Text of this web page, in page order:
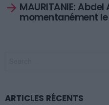
MAURITANIE:
momentanément
ARTICLES RÉCENTS